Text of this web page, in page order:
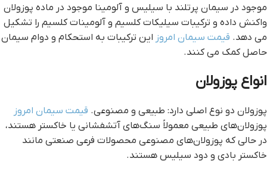
موجود در سیمان پرتلند با سیلیس و آلومینا موجود در ماده پوزولان
واکنش داده و ترکیبات سیلیکات کلسیم و آلومینات کلسیم را تشکیل
می دهد. قیمت سیمان امروز این ترکیبات به استحکام و دوام سیمان
حاصل کمک می کنند.
انواع پوزولان
پوزولان دو نوع اصلی دارد: طبیعی و مصنوعی. قیمت سیمان امروز
پوزولان‌های طبیعی معمولاً سنگ‌های آتشفشانی یا خاکستر هستند،
در حالی که پوزولان‌های مصنوعی محصولات فرعی صنعتی مانند
خاکستر بادی و دود سیلیس هستند.